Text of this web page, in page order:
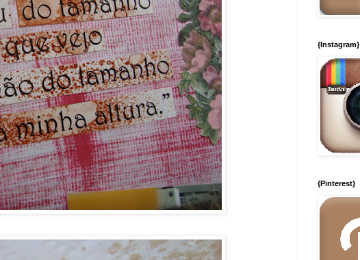
{Instagram}
{Pinterest}